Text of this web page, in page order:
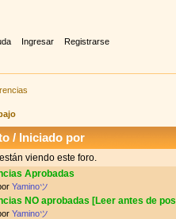
Ingresar Registrarse
/ Iniciado por
viendo este foro.
Aprobadas
Yaminoツ
NO aprobadas [Leer antes de
Yaminoツ